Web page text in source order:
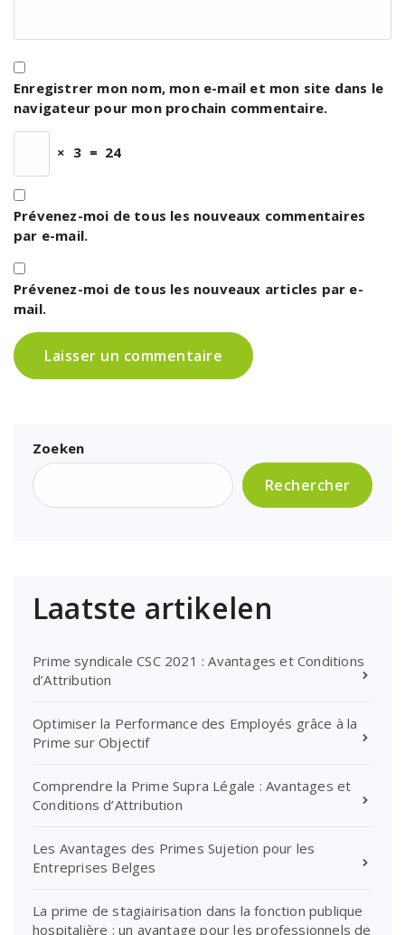
Enregistrer mon nom, mon e-mail et mon site dans le
navigateur pour mon prochain commentaire.
× 3 = 24
Prévenez-moi de tous les nouveaux commentaires
par e-mail.
Prévenez-moi de tous les nouveaux articles par e-
mail.
Zoeken
Rechercher
Laatste artikelen
Prime syndicale CSC 2021 : Avantages et Conditions
d’Attribution
Optimiser la Performance des Employés grâce à la
Prime sur Objectif
Comprendre la Prime Supra Légale : Avantages et
Conditions d’Attribution
Les Avantages des Primes Sujetion pour les
Entreprises Belges
La prime de stagiairisation dans la fonction publique
hospitalière : un avantage pour les professionnels de